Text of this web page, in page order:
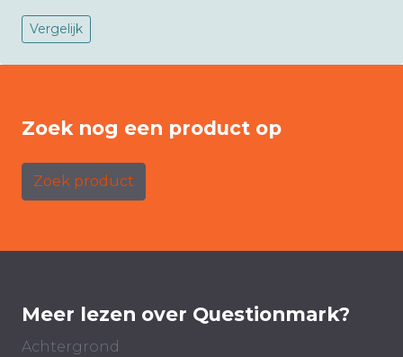
Vergelijk
Zoek nog een product op
Zoek product
Meer lezen over Questionmark?
Achtergrond